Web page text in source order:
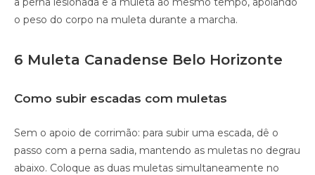
o peso do corpo na muleta durante a marcha.
6 Muleta Canadense Belo Horizonte
Como subir escadas com muletas
Sem o apoio de corrimão: para subir uma escada, dê o
passo com a perna sadia, mantendo as muletas no degrau
abaixo. Coloque as duas muletas simultaneamente no